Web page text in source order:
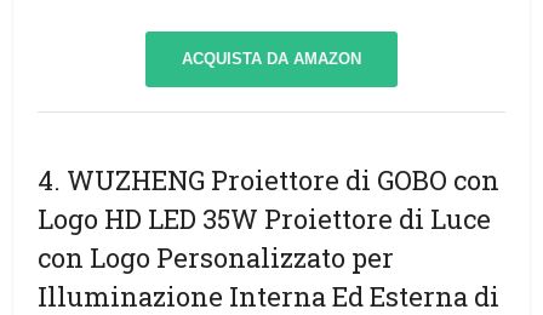
ACQUISTA DA AMAZON
4. WUZHENG Proiettore di GOBO con
Logo HD LED 35W Proiettore di Luce
con Logo Personalizzato per
Illuminazione Interna Ed Esterna di